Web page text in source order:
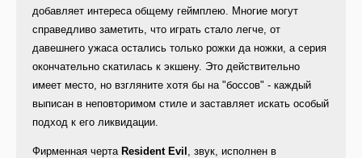
добавляет интереса общему геймплею. Многие могут
справедливо заметить, что играть стало легче, от
давешнего ужаса остались только рожки да ножки, а серия
окончательно скатилась к экшену. Это действительно
имеет место, но взгляните хотя бы на "боссов" - каждый
выписан в неповторимом стиле и заставляет искать особый
подход к его ликвидации.
Фирменная черта Resident Evil
, звук, исполнен в